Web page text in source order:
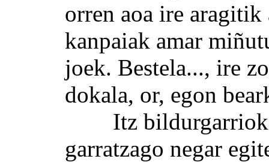
orren aoa ire
kanpaiak amar
joek. Bestela..., ire
dokala, or, egon
Itz bildurgarriok
garratzago negar